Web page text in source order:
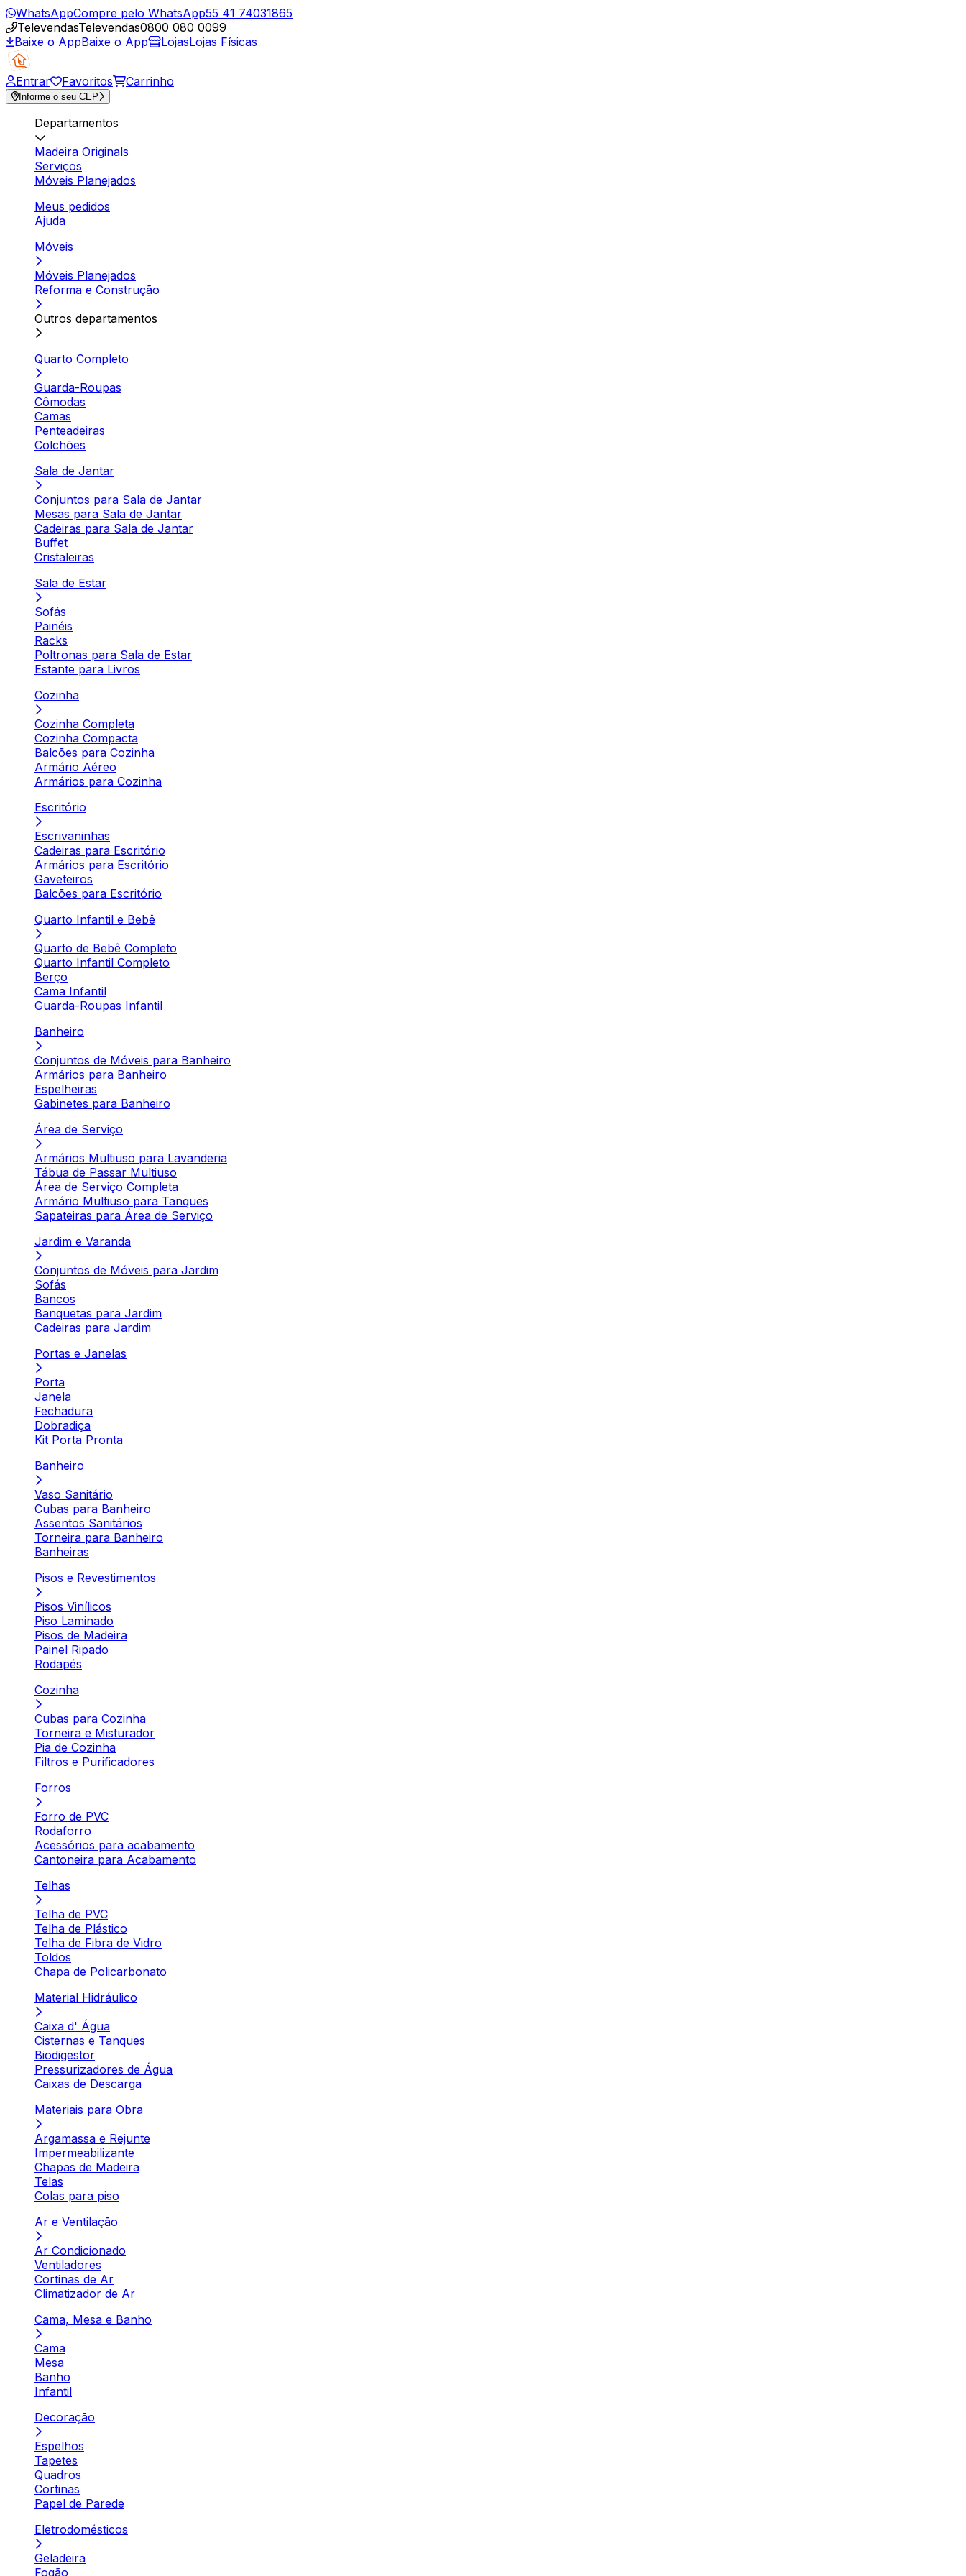
WhatsAppCompre pelo WhatsApp55 41 74031865
TelevendasTelevendas0800 080 0099
Baixe o AppBaixe o App LojasLojas Físicas
Entrar Favoritos Carrinho
Informe o seu CEP
Departamentos
Madeira Originals
Serviços
Móveis Planejados
Meus pedidos
Ajuda
Móveis
Móveis Planejados
Reforma e Construção
Outros departamentos
Quarto Completo
Guarda-Roupas
Cômodas
Camas
Penteadeiras
Colchões
Sala de Jantar
Conjuntos para Sala de Jantar
Mesas para Sala de Jantar
Cadeiras para Sala de Jantar
Buffet
Cristaleiras
Sala de Estar
Sofás
Painéis
Racks
Poltronas para Sala de Estar
Estante para Livros
Cozinha
Cozinha Completa
Cozinha Compacta
Balcões para Cozinha
Armário Aéreo
Armários para Cozinha
Escritório
Escrivaninhas
Cadeiras para Escritório
Armários para Escritório
Gaveteiros
Balcões para Escritório
Quarto Infantil e Bebê
Quarto de Bebê Completo
Quarto Infantil Completo
Berço
Cama Infantil
Guarda-Roupas Infantil
Banheiro
Conjuntos de Móveis para Banheiro
Armários para Banheiro
Espelheiras
Gabinetes para Banheiro
Área de Serviço
Armários Multiuso para Lavanderia
Tábua de Passar Multiuso
Área de Serviço Completa
Armário Multiuso para Tanques
Sapateiras para Área de Serviço
Jardim e Varanda
Conjuntos de Móveis para Jardim
Sofás
Bancos
Banquetas para Jardim
Cadeiras para Jardim
Portas e Janelas
Porta
Janela
Fechadura
Dobradiça
Kit Porta Pronta
Banheiro
Vaso Sanitário
Cubas para Banheiro
Assentos Sanitários
Torneira para Banheiro
Banheiras
Pisos e Revestimentos
Pisos Vinílicos
Piso Laminado
Pisos de Madeira
Painel Ripado
Rodapés
Cozinha
Cubas para Cozinha
Torneira e Misturador
Pia de Cozinha
Filtros e Purificadores
Forros
Forro de PVC
Rodaforro
Acessórios para acabamento
Cantoneira para Acabamento
Telhas
Telha de PVC
Telha de Plástico
Telha de Fibra de Vidro
Toldos
Chapa de Policarbonato
Material Hidráulico
Caixa d' Água
Cisternas e Tanques
Biodigestor
Pressurizadores de Água
Caixas de Descarga
Materiais para Obra
Argamassa e Rejunte
Impermeabilizante
Chapas de Madeira
Telas
Colas para piso
Ar e Ventilação
Ar Condicionado
Ventiladores
Cortinas de Ar
Climatizador de Ar
Cama, Mesa e Banho
Cama
Mesa
Banho
Infantil
Decoração
Espelhos
Tapetes
Quadros
Cortinas
Papel de Parede
Eletrodomésticos
Geladeira
Fogão